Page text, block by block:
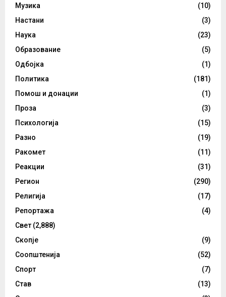
Музика
(10)
Настани
(3)
Наука
(23)
Образование
(5)
Одбојка
(1)
Политика
(181)
Помош и донации
(1)
Проза
(3)
Психологија
(15)
Разно
(19)
Ракомет
(11)
Реакции
(31)
Регион
(290)
Религија
(17)
Репортажа
(4)
Свет (2,888)
Скопје
(9)
Соопштенија
(52)
Спорт
(7)
Став
(13)